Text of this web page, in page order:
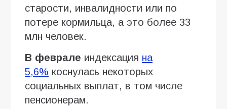
старости, инвалидности или по
потере кормильца, а это более 33
млн человек.
В феврале индексация на
5,6% коснулась некоторых
социальных выплат, в том числе
пенсионерам.